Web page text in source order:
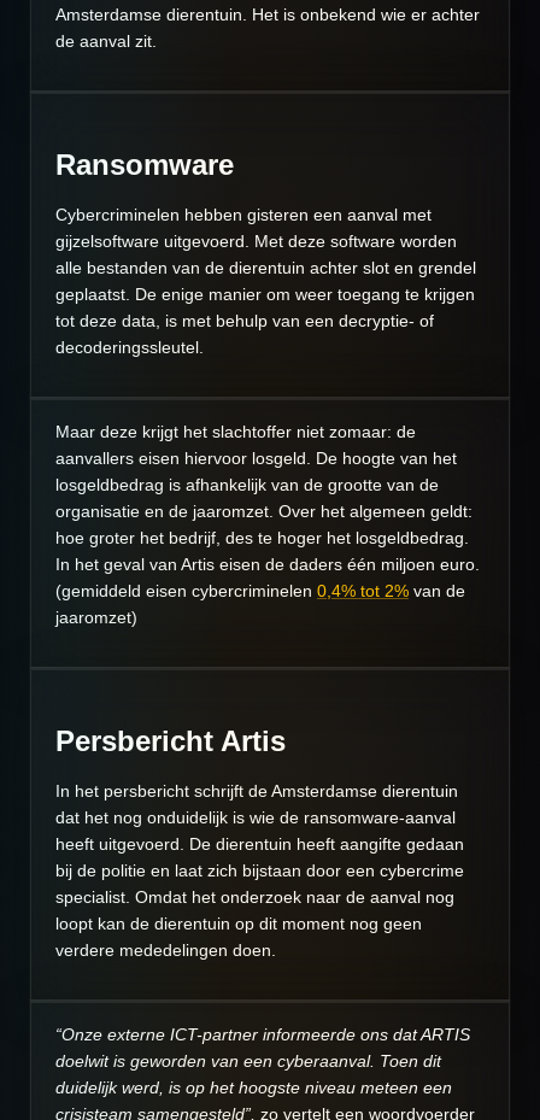
Amsterdamse dierentuin. Het is onbekend wie er achter
de aanval zit.
Ransomware
Cybercriminelen hebben gisteren een aanval met
gijzelsoftware uitgevoerd. Met deze software worden
alle bestanden van de dierentuin achter slot en grendel
geplaatst. De enige manier om weer toegang te krijgen
tot deze data, is met behulp van een decryptie- of
decoderingssleutel.
Maar deze krijgt het slachtoffer niet zomaar: de
aanvallers eisen hiervoor losgeld. De hoogte van het
losgeldbedrag is afhankelijk van de grootte van de
organisatie en de jaaromzet. Over het algemeen geldt:
hoe groter het bedrijf, des te hoger het losgeldbedrag.
In het geval van Artis eisen de daders één miljoen euro.
(gemiddeld eisen cybercriminelen 0,4% tot 2% van de
jaaromzet)
Persbericht Artis
In het persbericht schrijft de Amsterdamse dierentuin
dat het nog onduidelijk is wie de ransomware-aanval
heeft uitgevoerd. De dierentuin heeft aangifte gedaan
bij de politie en laat zich bijstaan door een cybercrime
specialist. Omdat het onderzoek naar de aanval nog
loopt kan de dierentuin op dit moment nog geen
verdere mededelingen doen.
“Onze externe ICT-partner informeerde ons dat ARTIS
doelwit is geworden van een cyberaanval. Toen dit
duidelijk werd, is op het hoogste niveau meteen een
crisisteam samengesteld”, zo vertelt een woordvoerder